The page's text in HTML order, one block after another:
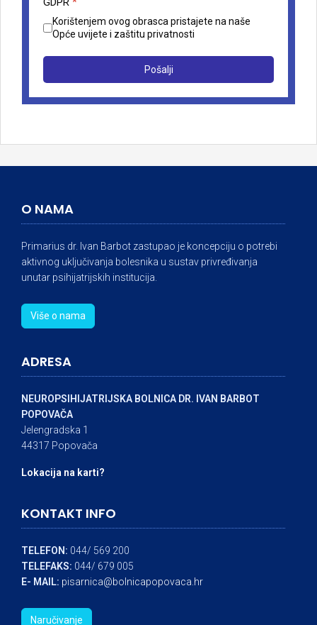
Korištenjem ovog obrasca pristajete na naše
Opće uvijete i zaštitu privatnosti
Pošalji
O NAMA
Primarius dr. Ivan Barbot zastupao je koncepciju o potrebi
aktivnog uključivanja bolesnika u sustav privređivanja
unutar psihijatrijskih institucija.
Više o nama
ADRESA
NEUROPSIHIJATRIJSKA BOLNICA DR. IVAN BARBOT
POPOVAČA
Jelengradska 1
44317 Popovača
Lokacija na karti?
KONTAKT INFO
TELEFON: 044/ 569 200
TELEFAKS: 044/ 679 005
E- MAIL: pisarnica@bolnicapopovaca.hr
Naručivanje